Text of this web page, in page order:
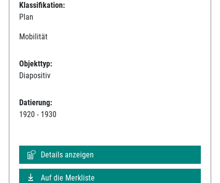
Klassifikation:
Plan
Mobilität
Objekttyp:
Diapositiv
Datierung:
1920 - 1930
Details anzeigen
Auf die Merkliste